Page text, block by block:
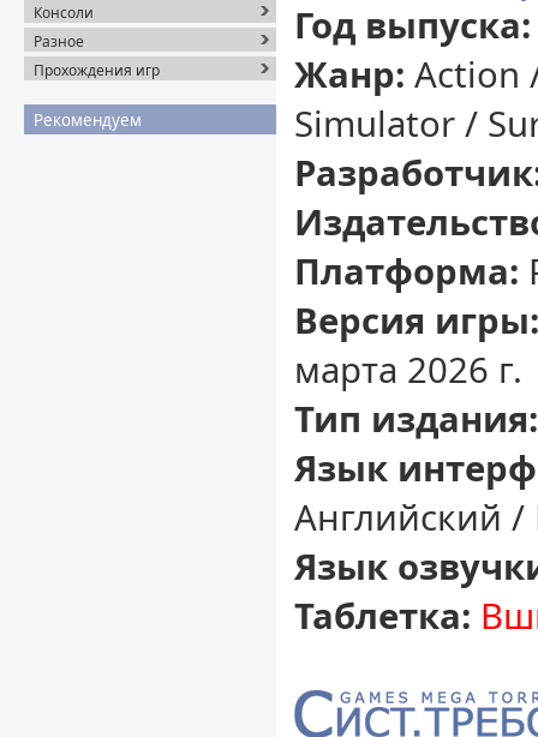
Консоли
Разное
Прохождения игр
Рекомендуем
Год выпуска:
Жанр: Action
Simulator /
Платформа:
Версия игры:
марта 2026 г.
Тип издания:
Язык
Английский /
Язык
Таблетка: